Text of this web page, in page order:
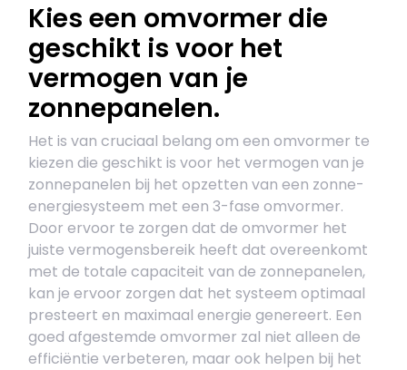
Kies een omvormer die
geschikt is voor het
vermogen van je
zonnepanelen.
Het is van cruciaal belang om een omvormer te
kiezen die geschikt is voor het vermogen van je
zonnepanelen bij het opzetten van een zonne-
energiesysteem met een 3-fase omvormer.
Door ervoor te zorgen dat de omvormer het
juiste vermogensbereik heeft dat overeenkomt
met de totale capaciteit van de zonnepanelen,
kan je ervoor zorgen dat het systeem optimaal
presteert en maximaal energie genereert. Een
goed afgestemde omvormer zal niet alleen de
efficiëntie verbeteren, maar ook helpen bij het